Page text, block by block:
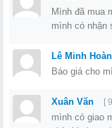
Mình đã mua
mình có nhận
Lê Minh
Báo giá cho
Xuân Văn [
mình có giao